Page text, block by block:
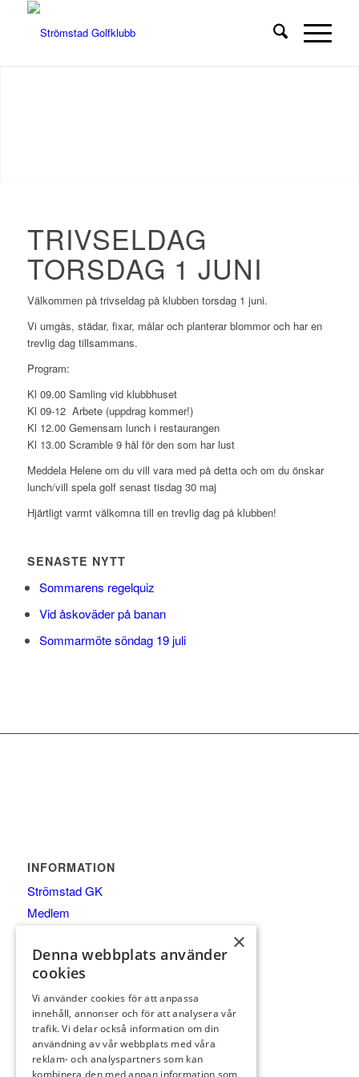
TRIVSELDAG
TORSDAG 1 JUNI
Välkommen på trivseldag på klubben torsdag 1 juni.
Vi umgås, städar, fixar, målar och planterar blommor och har en
trevlig dag tillsammans.
Program:
Kl 09.00 Samling vid klubbhuset
Kl 09-12 Arbete (uppdrag kommer!)
Kl 12.00 Gemensam lunch i restaurangen
Kl 13.00 Scramble 9 hål för den som har lust
Meddela Helene om du vill vara med på detta och om du önskar
lunch/vill spela golf senast tisdag 30 maj
Hjärtligt varmt välkomna till en trevlig dag på klubben!
SENASTE NYTT
Sommarens regelquiz
Vid åskoväder på banan
Sommarmöte söndag 19 juli
INFORMATION
Strömstad GK
Medlem
Spela
Kalender
Pro/Shop/Träning
Äta
Partners
Kontakt
×
Denna webbplats använder
cookies
Vi använder cookies för att anpassa
innehåll, annonser och för att analysera vår
trafik. Vi delar också information om din
användning av vår webbplats med våra
reklam- och analyspartners som kan
kombinera den med annan information som